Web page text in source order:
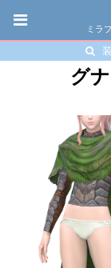
ミラ
グ